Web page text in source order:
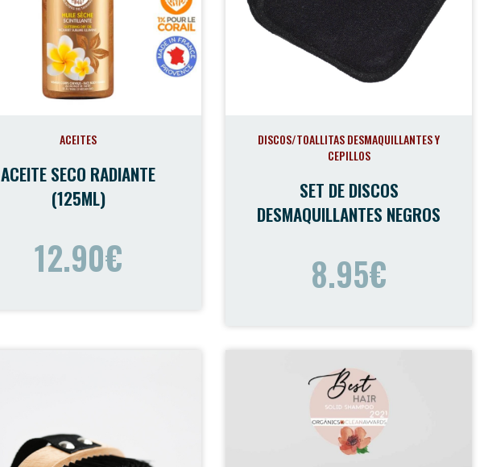
ACEITES
ACEITE SECO RADIANTE
(125ML)
12.90€
DISCOS/TOALLITAS DESMAQUILLANTES Y
CEPILLOS
SET DE DISCOS
DESMAQUILLANTES NEGROS
8.95€